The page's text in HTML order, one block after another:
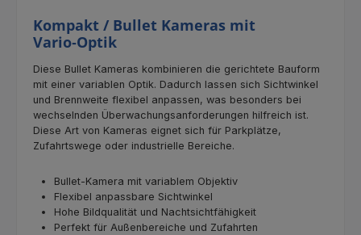
Kompakt / Bullet Kameras mit
Vario‑Optik
Diese Bullet Kameras kombinieren die gerichtete Bauform
mit einer variablen Optik. Dadurch lassen sich Sichtwinkel
und Brennweite flexibel anpassen, was besonders bei
wechselnden Überwachungsanforderungen hilfreich ist.
Diese Art von Kameras eignet sich für Parkplätze,
Zufahrtswege oder industrielle Bereiche.
Bullet‑Kamera mit variablem Objektiv
Flexibel anpassbare Sichtwinkel
Hohe Bildqualität und Nachtsichtfähigkeit
Perfekt für Außenbereiche und Zufahrten